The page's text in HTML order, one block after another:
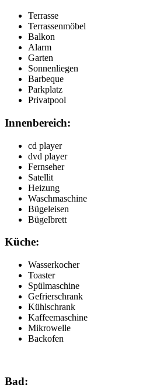
Terrasse
Terrassenmöbel
Balkon
Alarm
Garten
Sonnenliegen
Barbeque
Parkplatz
Privatpool
Innenbereich:
cd player
dvd player
Fernseher
Satellit
Heizung
Waschmaschine
Bügeleisen
Bügelbrett
Küche:
Wasserkocher
Toaster
Spülmaschine
Gefrierschrank
Kühlschrank
Kaffeemaschine
Mikrowelle
Backofen
Bad: